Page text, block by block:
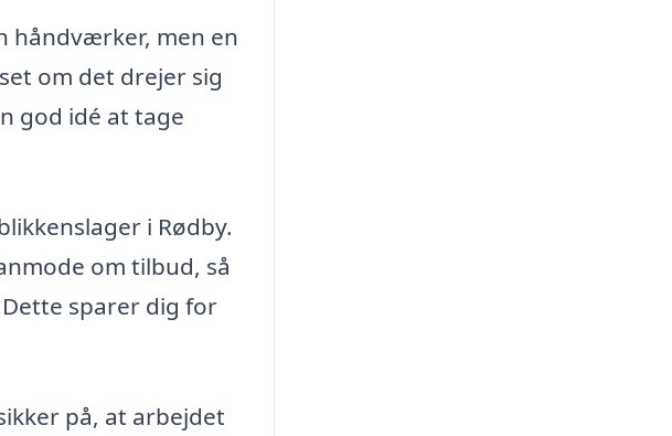
håndværker, men en
om det drejer sig
god idé at tage
i Rødby.
om tilbud, så
sparer dig for
på, at arbejdet